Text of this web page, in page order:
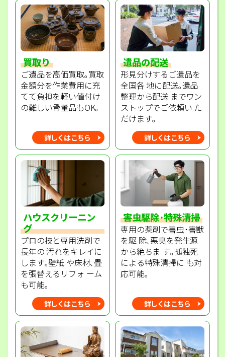
買取り
ご遺品を高価買取｡買取
金額分を作業費用に充
てて負担を軽い値付け
の難しい骨董品もOK｡
詳しくはこちら
遺品の配送
形見分けするご遺品を
全国各 地に配送｡遺品
整理から配送 までワン
ストップでご依頼い た
だけます｡
詳しくはこちら
ハウスクリーニン
グ
プロの技と専用洗剤で
長年の 汚れをキレイに
します｡壁紙 や床材､畳
を張替えるリフォ ーム
も可能｡
詳しくはこちら
害虫駆除･特殊清掃
専用の薬剤で害虫･害獣
を駆 除､悪臭を発生源
から絶ちま す｡孤独死
による特殊清掃に も対
応可能｡
詳しくはこちら